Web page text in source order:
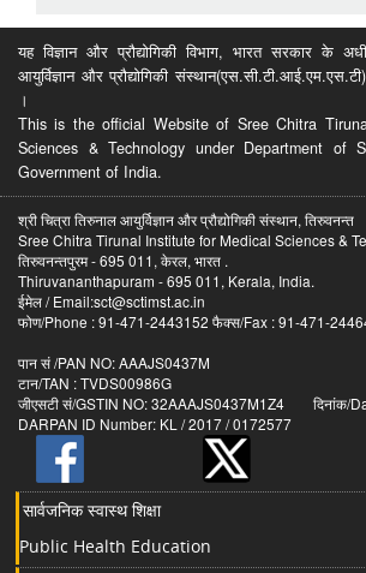
यह विज्ञान और प्रौद्योगिकी विभाग, भारत सरकार के
आयुर्विज्ञान और प्रौद्योगिकी
।
This is the official Website of Sree Chitra
Sciences & Technology under Department of
Government of India.
श्री चित्रा तिरुनाल आयुर्विज्ञान और प्रौद्योगिकी संस्थान, तिरुवनन्त
Sree Chitra Tirunal Institute for Medical Sciences &
तिरुवनन्तपुरम - 695 011, केरल, भारत .
Thiruvananthapuram - 695 011, Kerala, India.
ईमेल / Email:sct@sctimst.ac.in
फोण/Phone : 91-471-2443152 फैक्स/Fax : 91-471-
पान सं /PAN NO: AAAJS0437M
टान/TAN : TVDS00986G
जीएसटी सं/GSTIN NO: 32AAAJS0437M1Z4 दिनांक/
DARPAN ID Number: KL / 2017 / 0172577
सार्वजनिक स्वास्थ शिक्षा
Public Health Education